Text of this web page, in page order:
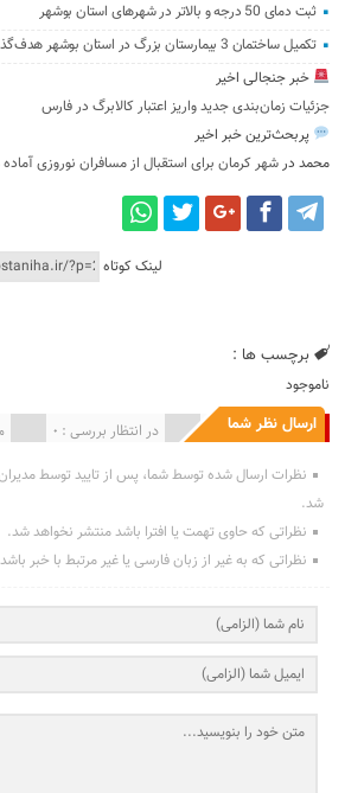
ثبت دمای 50 درجه و بالاتر در شهرهای استان بوشهر
تکمیل ساختمان 3 بیمارستان بزرگ در استان بوشهر هدف‌گذاری شده است
خبر جنجالی اخیر
جزئیات زمان‌بندی جدید واریز اعتبار کالابرگ در فارس
پربحث‌ترین خبر اخیر
محمد درشهر کرمان برای استقبال از مسافران نوروزی
لینک کوتاه
برچسب ها :
ناموجود
ارسال نظر شما در انتظار بررسی : 0 انتشار یافته : 0
نظرات ارسال شده توسط شما، پس از تایید توسط
شد.
نظراتی که حاوی تهمت یا افترا باشد منتشر نخواهد شد.
نظراتی که به غیر از زبان فارسی یا غیر مرتبط با خبر